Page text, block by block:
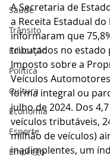
Saúde
Trânsito
Educação
Política
Cultura
Economia
Esporte
Emprego
A Secretaria de
a Receita Estadual do
informaram que
tributados no estado
Imposto sobre a
Veículos Automotores
forma integral ou
julho de 2024. Dos
veículos tributáveis,
milhão de veículos)
inadimplentes, um